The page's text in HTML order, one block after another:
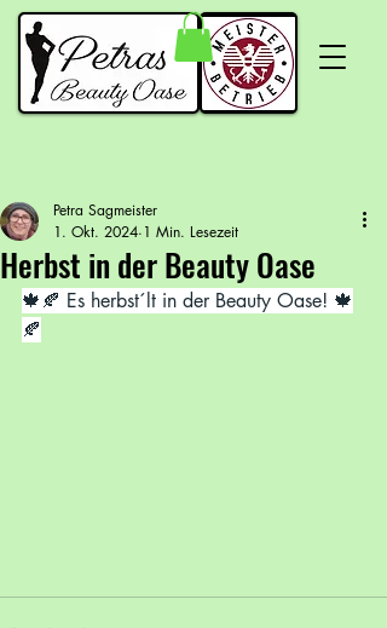
Herbst in der Beauty Oase
Petra Sagmeister
1. Okt. 2024 1 Min. Lesezeit
🍁🍂 Es herbst´lt in der Beauty Oase! 🍁
🍂